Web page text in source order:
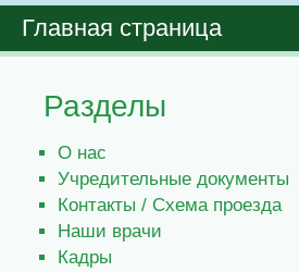
Главная страница
Разделы
О нас
Учредительные документы
Контакты / Схема проезда
Наши врачи
Кадры